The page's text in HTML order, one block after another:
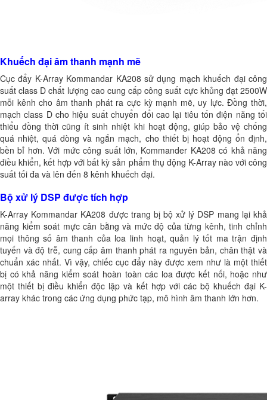
Khuếch đại âm thanh mạnh mẽ
Cục đẩy K-Array Kommandar KA208 sử dụng mạch khuếch đại công
suất class D chất lượng cao cung cấp công suất cực khủng đạt 2500W
mỗi kênh cho âm thanh phát ra cực kỳ mạnh mẽ, uy lực. Đồng thời,
mạch class D cho hiệu suất chuyển đổi cao lại tiêu tốn điện năng tối
thiểu đồng thời cũng ít sinh nhiệt khi hoạt động, giúp bảo vệ chống
quá nhiệt, quá dòng và ngắn mạch, cho thiết bị hoạt động ổn định,
bền bỉ hơn. Với mức công suất lớn, Kommander KA208 có khả năng
điều khiển, kết hợp với bất kỳ sản phẩm thụ động K-Array nào với công
suất tối đa và lên đến 8 kênh khuếch đại.
Bộ xử lý DSP được tích hợp
K-Array Kommandar KA208 được trang bị bộ xử lý DSP mang lại khả
năng kiểm soát mực cân bằng và mức độ của từng kênh, tinh chỉnh
mọi thông số âm thanh của loa linh hoạt, quản lý tốt ma trận định
tuyến và độ trễ, cung cấp âm thanh phát ra nguyên bản, chân thật và
chuẩn xác nhất. Vì vậy, chiếc cục đẩy này được xem như là một thiết
bị có khả năng kiểm soát hoàn toàn các loa được kết nối, hoặc như
một thiết bị điều khiển độc lập và kết hợp với các bộ khuếch đại K-
array khác trong các ứng dụng phức tạp, mô hình âm thanh lớn hơn.